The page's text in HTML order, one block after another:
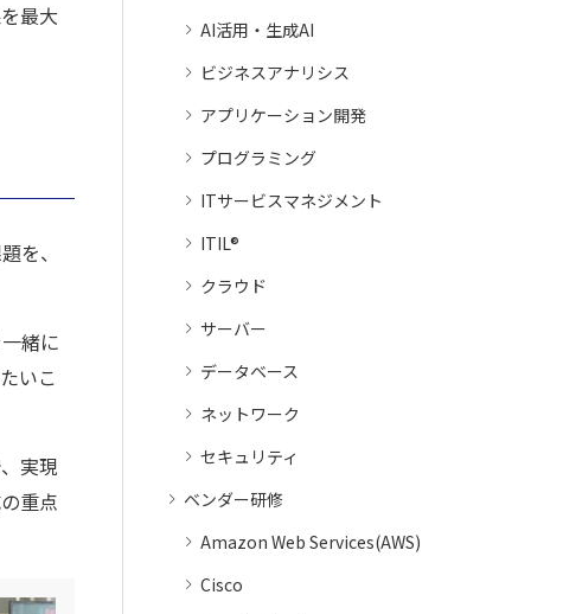
最大
を、
緒に
いこ
実現
重点
AI活用・生成AI
ビジネスアナリシス
アプリケーション開発
プログラミング
ITサービスマネジメント
ITIL®
クラウド
サーバー
データベース
ネットワーク
セキュリティ
ベンダー研修
Amazon Web Services(AWS)
Cisco